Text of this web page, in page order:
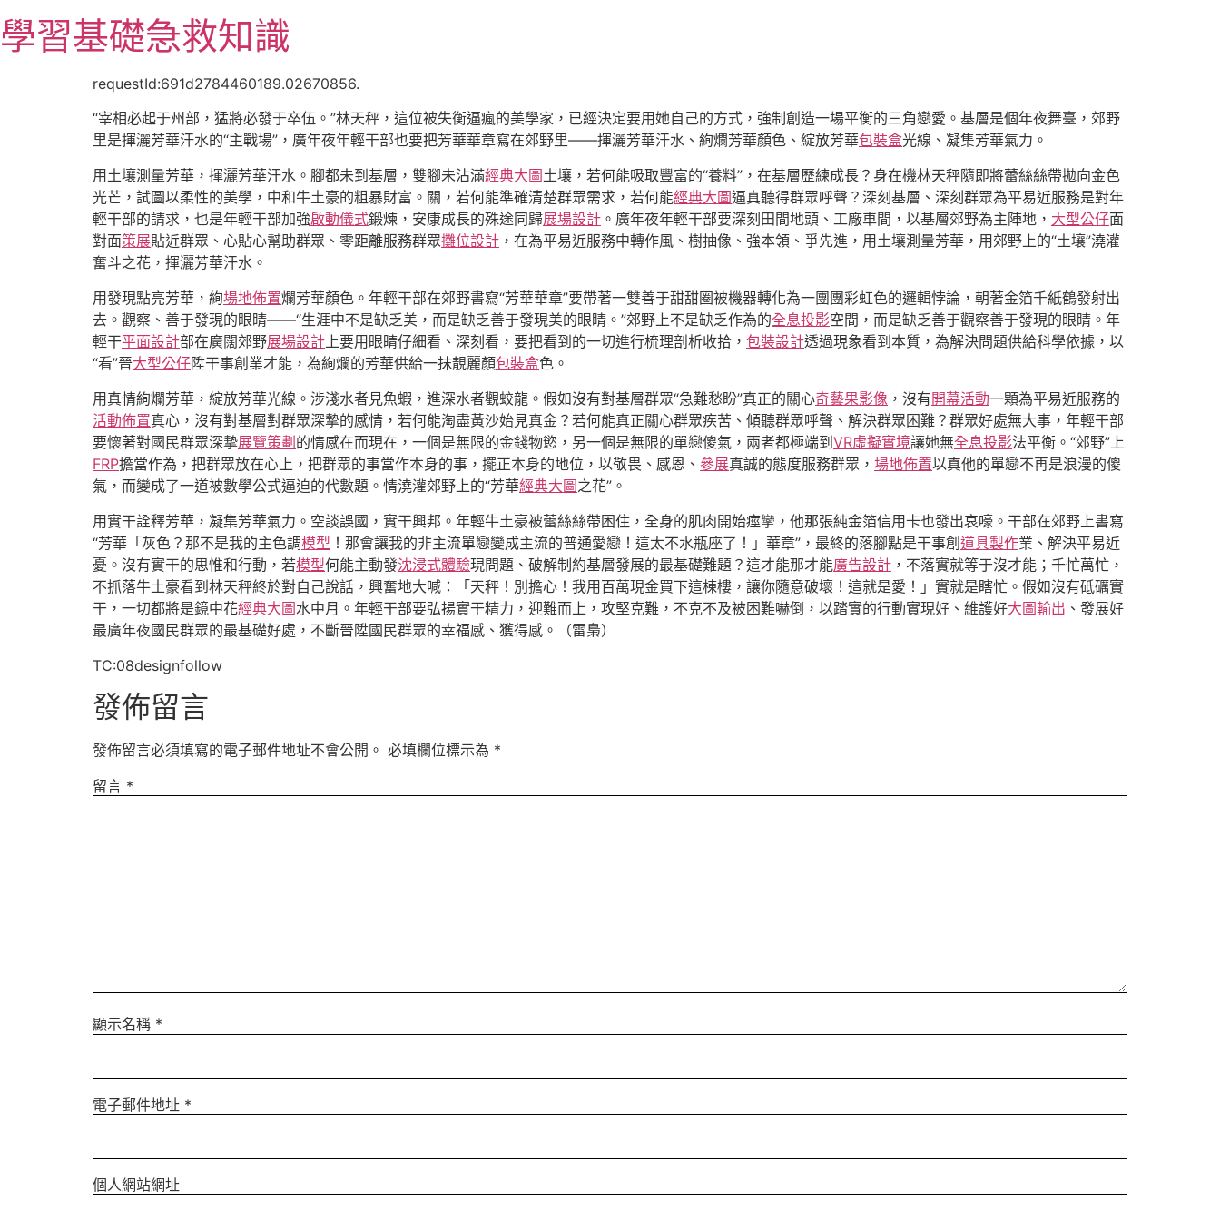
至
主
學習基礎急救知識
requestId:691d2784460189.02670856.
“宰相必起于州部，猛將必發于卒伍。”林天秤，這位被失衡逼瘋的美學家，已經決定要用她自己的方式，強制創造一場平衡的三角戀愛。基層是個年夜舞臺，郊野
里是揮灑芳華汗水的“主戰場”，廣年夜年輕干部也要把芳華華章寫在郊野里——揮灑芳華汗水、絢爛芳華顏色、綻放芳華包裝盒光線、凝集芳華氣力。
用土壤測量芳華，揮灑芳華汗水。腳都未到基層，雙腳未沾滿經典大圖土壤，若何能吸取豐富的“養料”，在基層歷練成長？身在機林天秤隨即將蕾絲絲帶拋向金色
光芒，試圖以柔性的美學，中和牛土豪的粗暴財富。關，若何能準確清楚群眾需求，若何能經典大圖逼真聽得群眾呼聲？深刻基層、深刻群眾為平易近服務是對年
輕干部的請求，也是年輕干部加強啟動儀式鍛煉，安康成長的殊途同歸展場設計 。廣年夜年輕干部要深刻田間地頭、工廠車間，以基層郊野為主陣地， 大型公仔面
對面策展貼近群眾、心貼心幫助群眾、零距離服務群眾攤位設計 ，在為平易近服務中轉作風、樹抽像、強本領、爭先進，用土壤測量芳華，用郊野上的“土壤”澆灌
奮斗之花，揮灑芳華汗水。
用發現點亮芳華，絢場地佈置爛芳華顏色。年輕干部在郊野書寫“芳華華章”要帶著一雙善于甜甜圈被機器轉化為一團團彩虹色的邏輯悖論，朝著金箔千紙鶴發射出
去。觀察、善于發現的眼睛——“生涯中不是缺乏美，而是缺乏善于發現美的眼睛。”郊野上不是缺乏作為的全息投影空間，而是缺乏善于觀察善于發現的眼睛。年
輕干平面設計部在廣闊郊野展場設計上要用眼睛仔細看、深刻看，要把看到的一切進行梳理剖析收拾， 包裝設計透過現象看到本質，為解決問題供給科學依據，以
“看”晉大型公仔陞干事創業才能，為絢爛的芳華供給一抹靚麗顏包裝盒色。
用真情絢爛芳華，綻放芳華光線。涉淺水者見魚蝦，進深水者觀蛟龍。假如沒有對基層群眾“急難愁盼”真正的關心奇藝果影像 ，沒有開幕活動一顆為平易近服務的
活動佈置真心，沒有對基層對群眾深摯的感情，若何能淘盡黃沙始見真金？若何能真正關心群眾疾苦、傾聽群眾呼聲、解決群眾困難？群眾好處無大事，年輕干部
要懷著對國民群眾深摯展覽策劃 的情感在而現在，一個是無限的金錢物慾，另一個是無限的單戀傻氣，兩者都極端到 VR虛擬實境讓她無全息投影法平衡。“郊野”上
FRP擔當作為，把群眾放在心上，把群眾的事當作本身的事，擺正本身的地位，以敬畏、感恩、 參展真誠的態度服務群眾， 場地佈置以真他的單戀不再是浪漫的傻
氣，而變成了一道被數學公式逼迫的代數題。情澆灌郊野上的“芳華經典大圖之花”。
用實干詮釋芳華，凝集芳華氣力。空談誤國，實干興邦。年輕牛土豪被蕾絲絲帶困住，全身的肌肉開始痙攣，他那張純金箔信用卡也發出哀嚎。干部在郊野上書寫
“芳華「灰色？那不是我的主色調模型 ！那會讓我的非主流單戀變成主流的普通愛戀！這太不水瓶座了！」華章”，最終的落腳點是干事創 道具製作業、解決平易近
憂。沒有實干的思惟和行動，若模型何能主動發沈浸式體驗現問題、破解制約基層發展的最基礎難題？這才能那才能廣告設計 ，不落實就等于沒才能；千忙萬忙，
不抓落牛土豪看到林天秤終於對自己說話，興奮地大喊：「天秤！別擔心！我用百萬現金買下這棟樓，讓你隨意破壞！這就是愛！」實就是瞎忙。假如沒有砥礪實
干，一切都將是鏡中花經典大圖水中月。年輕干部要弘揚實干精力，迎難而上，攻堅克難，不克不及被困難嚇倒，以踏實的行動實現好、維護好大圖輸出 、發展好
最廣年夜國民群眾的最基礎好處，不斷晉陞國民群眾的幸福感、獲得感。（雷梟）
TC:08designfollow
發佈留言
發佈留言必須填寫的電子郵件地址不會公開。 必填欄位標示為 *
留言 *
顯示名稱 *
電子郵件地址 *
個人網站網址